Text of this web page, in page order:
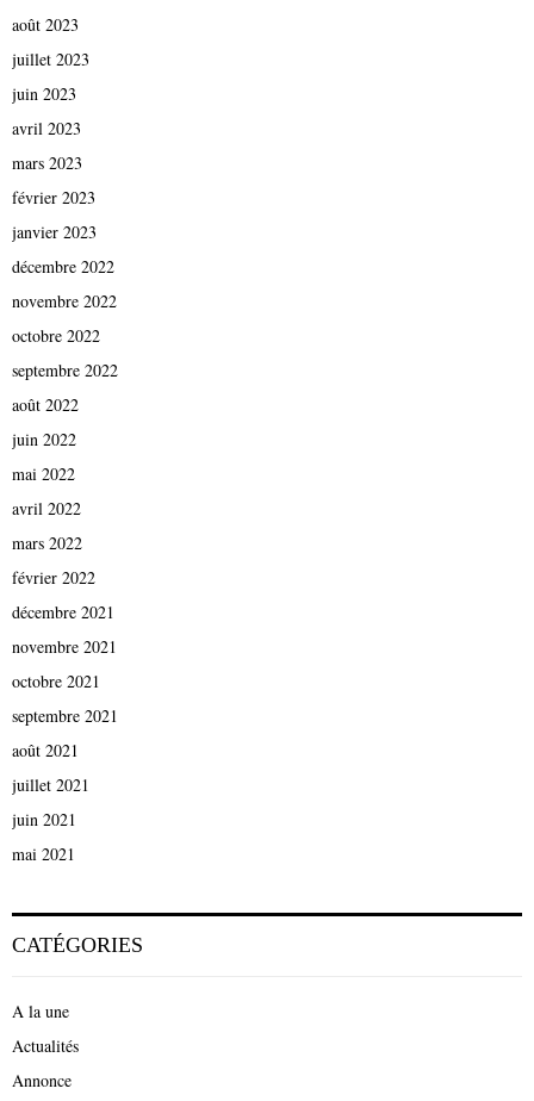
août 2023
juillet 2023
juin 2023
avril 2023
mars 2023
février 2023
janvier 2023
décembre 2022
novembre 2022
octobre 2022
septembre 2022
août 2022
juin 2022
mai 2022
avril 2022
mars 2022
février 2022
décembre 2021
novembre 2021
octobre 2021
septembre 2021
août 2021
juillet 2021
juin 2021
mai 2021
CATÉGORIES
A la une
Actualités
Annonce